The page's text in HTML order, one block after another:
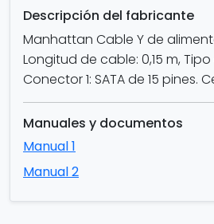
Descripción del fabricante
Manhattan Cable Y de
Longitud de cable: 0,15 m, Tipo
Conector 1: SATA de 15 pines.
Manuales y documentos
Manual 1
Manual 2